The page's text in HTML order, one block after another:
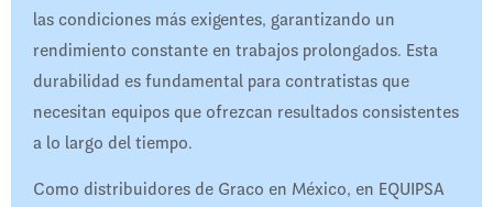
las condiciones más exigentes, garantizando un
rendimiento constante en trabajos prolongados. Esta
durabilidad es fundamental para contratistas que
necesitan equipos que ofrezcan resultados consistentes
a lo largo del tiempo.
Como distribuidores de Graco en México, en EQUIPSA